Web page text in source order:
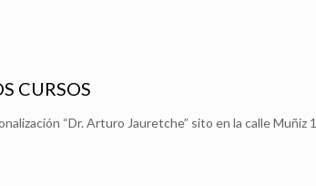
CURSOS
“Dr. Arturo Jauretche” sito en la calle